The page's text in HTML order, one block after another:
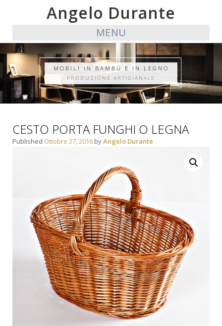
Angelo Durante
MENU
MOBILI IN BAMBÙ E IN LEGNO
PRODUZIONE ARTIGIANALE
CESTO PORTA FUNGHI O LEGNA
Published Ottobre 27, 2016 byAngelo Durante